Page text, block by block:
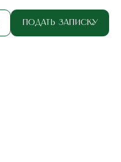
Подать записку